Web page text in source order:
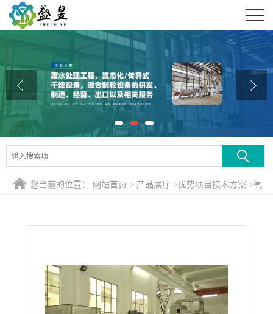
公司介绍
公司动态
产品展厅
证书荣誉
联系方式
您当前的位置： 网站首页 > 产品展厅 >优势项目技术方案 >氧